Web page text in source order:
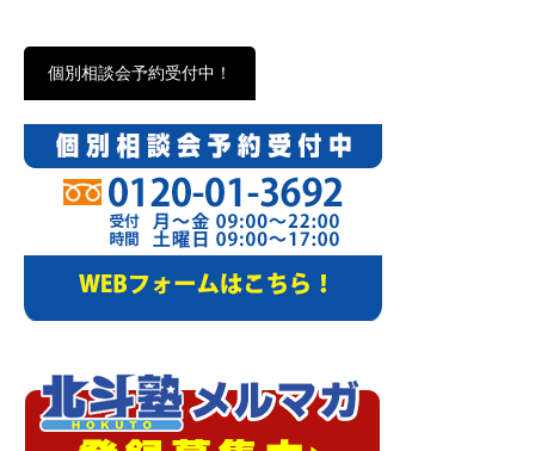
個別相談会予約受付中！